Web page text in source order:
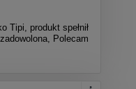
Tipi, produkt spełnił
Polecam